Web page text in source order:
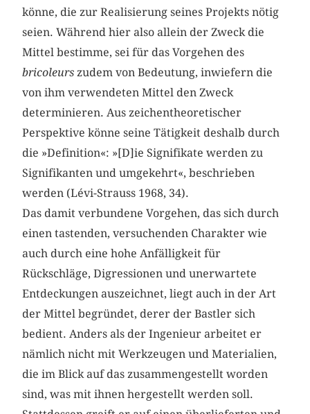
könne, die zur Realisierung seines Projekts nötig
seien. Während hier also allein der Zweck die
Mittel bestimme, sei für das Vorgehen des
bricoleurs zudem von Bedeutung, inwiefern die
von ihm verwendeten Mittel den Zweck
determinieren. Aus zeichentheoretischer
Perspektive könne seine Tätigkeit deshalb durch
die »Definition«: »[D]ie Signifikate werden zu
Signifikanten und umgekehrt«, beschrieben
werden (Lévi-Strauss 1968, 34).
Das damit verbundene Vorgehen, das sich durch
einen tastenden, versuchenden Charakter wie
auch durch eine hohe Anfälligkeit für
Rückschläge, Digressionen und unerwartete
Entdeckungen auszeichnet, liegt auch in der Art
der Mittel begründet, derer der Bastler sich
bedient. Anders als der Ingenieur arbeitet er
nämlich nicht mit Werkzeugen und Materialien,
die im Blick auf das zusammengestellt worden
sind, was mit ihnen hergestellt werden soll.